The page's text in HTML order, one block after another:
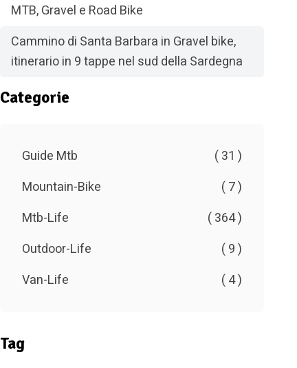
MTB, Gravel e Road Bike
Cammino di Santa Barbara in Gravel bike,
itinerario in 9 tappe nel sud della Sardegna
Categorie
Guide Mtb
( 31 )
Mountain-Bike
( 7 )
Mtb-Life
( 364 )
Outdoor-Life
( 9 )
Van-Life
( 4 )
Tag